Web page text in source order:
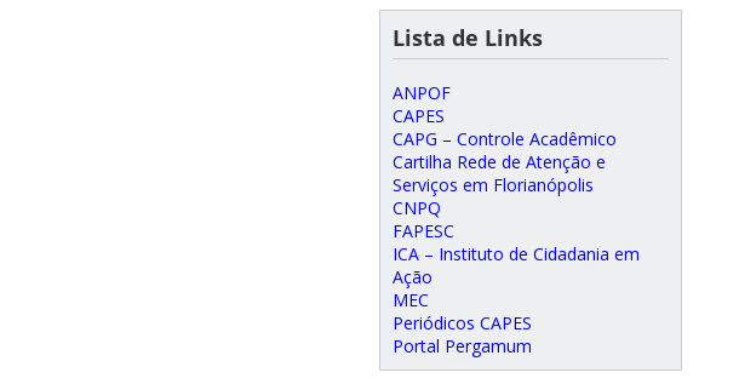
Lista de Links
ANPOF
CAPES
CAPG – Controle Acadêmico
Cartilha Rede de Atenção e
Serviços em Florianópolis
CNPQ
FAPESC
ICA – Instituto de Cidadania em
Ação
MEC
Periódicos CAPES
Portal Pergamum